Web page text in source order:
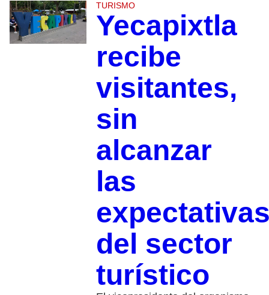
TURISMO
Yecapixtla
recibe
visitantes,
sin
alcanzar
las
del sector
turístico